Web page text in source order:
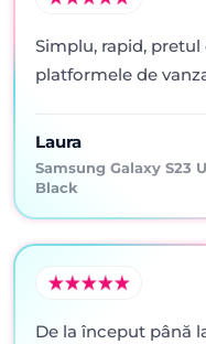
Simplu, rapid,
platformele de
Laura
Samsung Galaxy S23
Black
De la început până